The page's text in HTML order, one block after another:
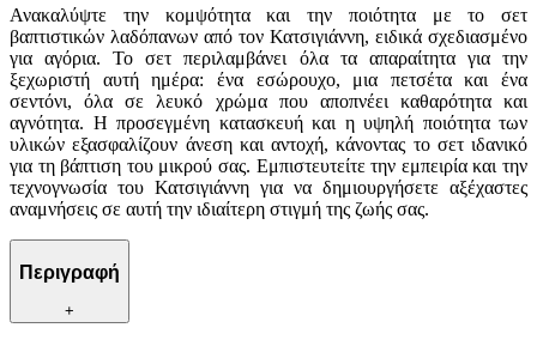
Ανακαλύψτε την κομψότητα και την ποιότητα με το σετ
βαπτιστικών λαδόπανων από τον Κατσιγιάννη, ειδικά σχεδιασμένο
για αγόρια. Το σετ περιλαμβάνει όλα τα απαραίτητα για την
ξεχωριστή αυτή ημέρα: ένα εσώρουχο, μια πετσέτα και ένα
σεντόνι, όλα σε λευκό χρώμα που αποπνέει καθαρότητα και
αγνότητα. Η προσεγμένη κατασκευή και η υψηλή ποιότητα των
υλικών εξασφαλίζουν άνεση και αντοχή, κάνοντας το σετ ιδανικό
για τη βάπτιση του μικρού σας. Εμπιστευτείτε την εμπειρία και την
τεχνογνωσία του Κατσιγιάννη για να δημιουργήσετε αξέχαστες
αναμνήσεις σε αυτή την ιδιαίτερη στιγμή της ζωής σας.
Περιγραφή
+